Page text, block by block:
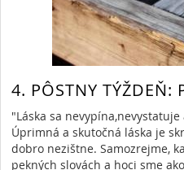
14737 Views,0 Comments
4. PÔSTNY TÝŽDEŇ:
"Láska sa
Úprimná a skutočná láska je
dobro nezištne. Samozrejme,
pekných slovách a hoci sme